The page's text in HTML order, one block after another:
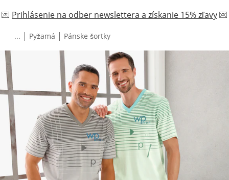
💌 Prihlásenie na odber newslettera a získanie 15% zľavy💌
... | Pyžamá | Pánske šortky